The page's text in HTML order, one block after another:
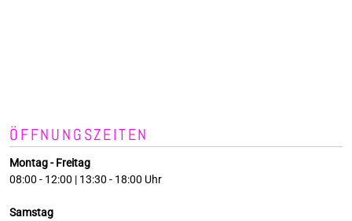
ÖFFNUNGSZEITEN
Montag - Freitag
08:00 - 12:00 | 13:30 - 18:00 Uhr
Samstag